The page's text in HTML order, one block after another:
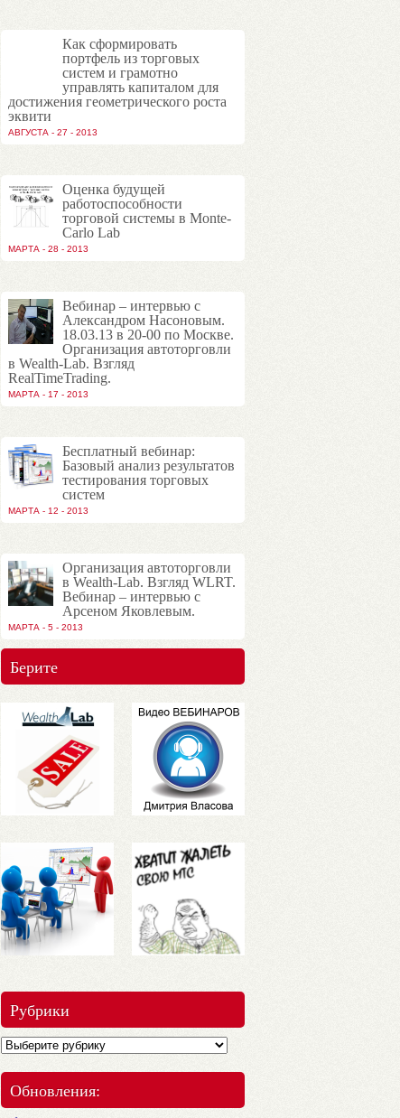
Как сформировать
портфель из торговых
систем и грамотно
управлять капиталом для
достижения геометрического роста
эквити
АВГУСТА - 27 - 2013
Оценка будущей
работоспособности
торговой системы в Monte-
Carlo Lab
МАРТА - 28 - 2013
Вебинар – интервью с
Александром Насоновым.
18.03.13 в 20-00 по Москве.
Организация автоторговли
в Wealth-Lab. Взгляд
RealTimeTrading.
МАРТА - 17 - 2013
Бесплатный вебинар:
Базовый анализ результатов
тестирования торговых
систем
МАРТА - 12 - 2013
Организация автоторговли
в Wealth-Lab. Взгляд WLRT.
Вебинар – интервью с
Арсеном Яковлевым.
МАРТА - 5 - 2013
Берите
Рубрики
Обновления: